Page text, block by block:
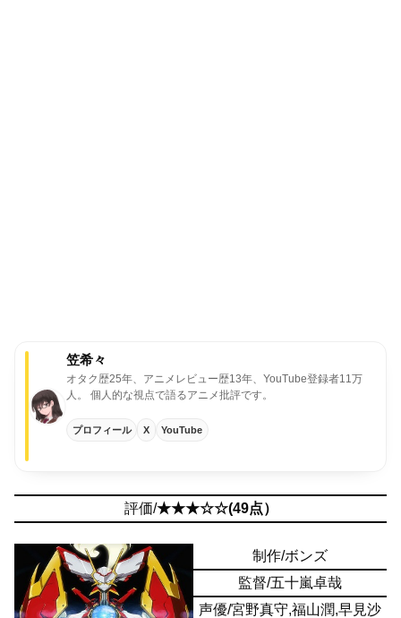
笠希々
オタク歴25年、アニメレビュー歴13年、YouTube登録者11万
人。
個人的な視点で語るアニメ批評です。
プロフィール X YouTube
評価/★★★☆☆(49点）
制作/ボンズ
監督/五十嵐卓哉
声優/宮野真守,福山潤,早見沙